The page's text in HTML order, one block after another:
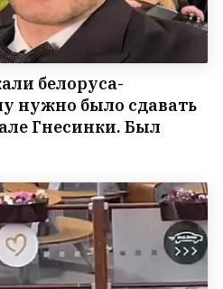
белоруса-
нужно было сдавать
Гнесинки. Был